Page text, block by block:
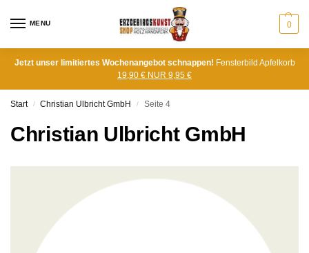
MENU 0
Jetzt unser limitiertes Wochenangebot schnappen! Fensterbild Apfelkorb
19,90 € NUR 9,95 €
Start / Christian Ulbricht GmbH / Seite 4
Christian Ulbricht GmbH